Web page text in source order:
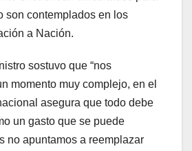
son contemplados en los
a Nación.
sostuvo que “nos
momento muy complejo, en el
asegura que todo debe
un gasto que se puede
no apuntamos a reemplazar